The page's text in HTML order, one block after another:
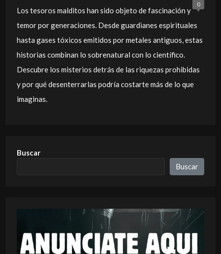
0
Los tesoros malditos han sido objeto de fascinación y
temor por generaciones. Desde guardianes espirituales
hasta gases tóxicos emitidos por metales antiguos, estas
historias combinan lo sobrenatural con lo científico.
Descubre los misterios detrás de las riquezas prohibidas
y por qué desenterrarlas podría costarte más de lo que
imaginas.
Buscar
Buscar